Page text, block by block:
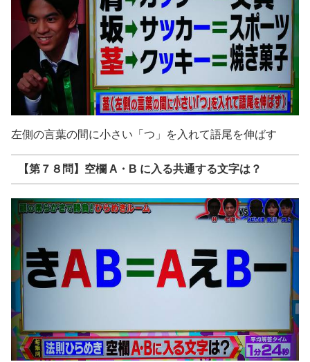
左側の言葉の間に小さい「つ」を入れて語尾を伸ばす
【第７８問】空欄 A・B に入る共通する文字は？